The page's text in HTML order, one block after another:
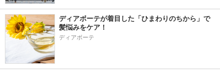
ディアボーテが着目した「ひまわりのちから」で
髪悩みをケア！
ディアボーテ